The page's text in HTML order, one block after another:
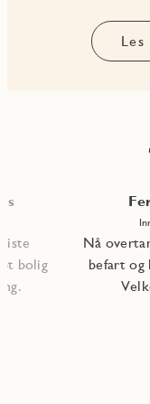
bolig
Nå
befart